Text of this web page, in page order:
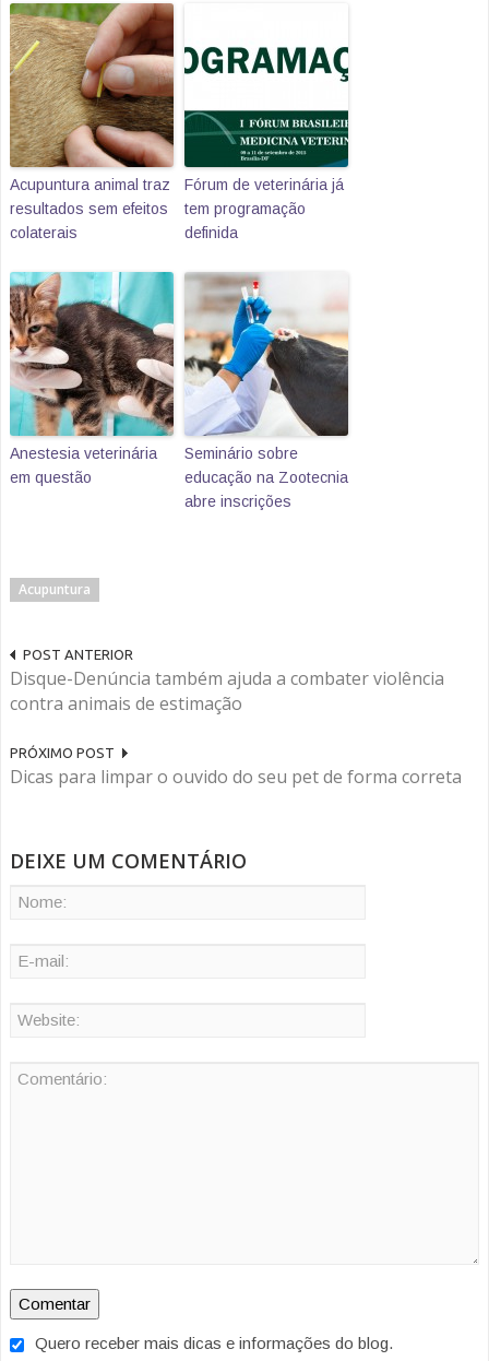
Acupuntura animal traz
resultados sem efeitos
colaterais
Fórum de veterinária já
tem programação
definida
Anestesia veterinária
em questão
Seminário sobre
educação na Zootecnia
abre inscrições
Acupuntura
POST ANTERIOR
Disque-Denúncia também ajuda a combater violência
contra animais de estimação
PRÓXIMO POST
Dicas para limpar o ouvido do seu pet de forma correta
DEIXE UM COMENTÁRIO
Quero receber mais dicas e informações do blog.